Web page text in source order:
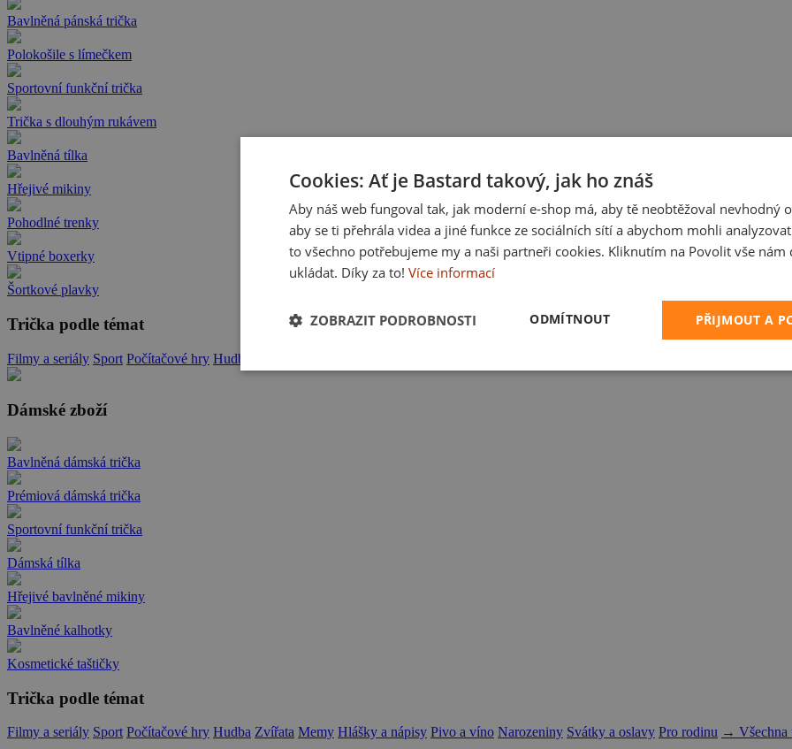
Bavlněná pánská trička
Polokošile s límečkem
Sportovní funkční trička
Trička s dlouhým rukávem
Bavlněná tílka
Hřejivé mikiny
Pohodlné trenky
Vtipné boxerky
Šortkové plavky
Trička podle témat
Filmy a seriály Sport Počítačové hry Hudba
Dámské zboží
Bavlněná dámská trička
Prémiová dámská trička
Sportovní funkční trička
Dámská tílka
Hřejivé bavlněné mikiny
Bavlněné kalhotky
Kosmetické taštičky
Trička podle témat
Filmy a seriály Sport Počítačové hry Hudba Zvířata Memy Hlášky a nápisy Pivo a víno Narozeniny Svátky a oslavy Pro rodinu → Všechna
Cookies: Ať je Bastard takový, jak ho znáš
Aby náš web fungoval tak, jak moderní e-shop má, aby tě neobtěžoval nevhodný
aby se ti přehrála videa a jiné funkce ze sociálních sítí a abychom mohli
to všechno potřebujeme my a naši partneři cookies. Kliknutím na Povolit vše nám
ukládat. Díky za to! Více informací
PŘIJMOUT A
ODMÍTNOUT
ZOBRAZIT PODROBNOSTI